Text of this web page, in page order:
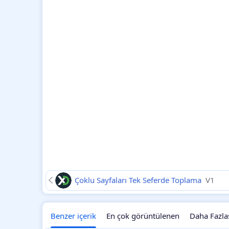
Çoklu Sayfaları Tek Seferde Toplama V1
Benzer içerik En çok görüntülenen Daha